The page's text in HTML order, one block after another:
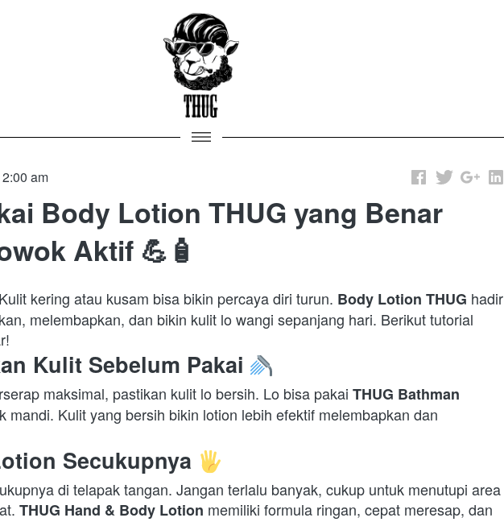
am
Body Lotion THUG yang Benar
Aktif 💪🧴
kering atau kusam bisa bikin percaya diri turun. Body Lotion THUG hadir
melembapkan, dan bikin kulit lo wangi sepanjang hari. Berikut tutorial
Kulit Sebelum Pakai
maksimal, pastikan kulit lo bersih. Lo bisa pakai THUG Bathman
mandi. Kulit yang bersih bikin lotion lebih efektif melembapkan dan
Secukupnya
di telapak tangan. Jangan terlalu banyak, cukup untuk menutupi area
THUG Hand & Body Lotion memiliki formula ringan, cepat meresap, dan